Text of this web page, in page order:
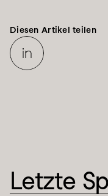
Diesen Artikel teilen
Letzte